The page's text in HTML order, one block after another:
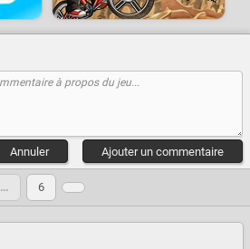
Ajouter un commentaire
Annuler
… 6